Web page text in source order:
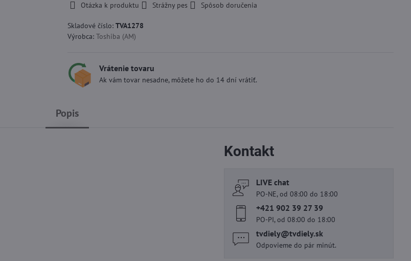
Otázka k produktu Strážny pes Spôsob doručenia
Skladové číslo: TVA1278
Výrobca: Toshiba (AM)
Vrátenie tovaru
Ak vám tovar nesadne, môžete ho do 14 dní vrátiť.
Popis
Kontakt
LIVE chat
PO-NE, od 08:00 do 18:00
+421 902 39 27 39
PO-PI, od 08:00 do 18:00
tvdiely​@tvdiely​.sk
Odpovieme do pár minút.